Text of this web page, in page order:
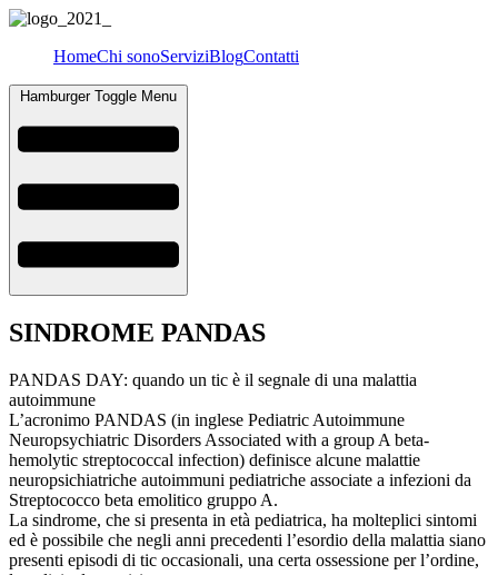
HomeChi sonoServiziBlogContatti
Hamburger Toggle Menu
SINDROME PANDAS
PANDAS DAY: quando un tic è il segnale di una malattia
autoimmune
L’acronimo PANDAS (in inglese Pediatric Autoimmune
Neuropsychiatric Disorders Associated with a group A beta-
hemolytic streptococcal infection) definisce alcune malattie
neuropsichiatriche autoimmuni pediatriche associate a infezioni da
Streptococco beta emolitico gruppo A.
La sindrome, che si presenta in età pediatrica, ha molteplici sintomi
ed è possibile che negli anni precedenti l’esordio della malattia siano
presenti episodi di tic occasionali, una certa ossessione per l’ordine,